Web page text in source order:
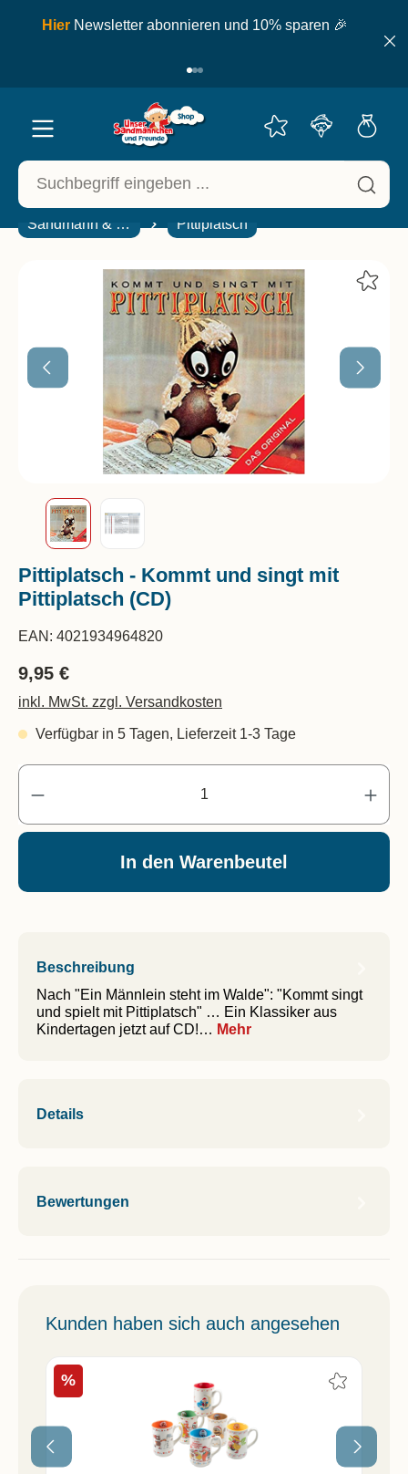
springen
Hier Newsletter abonnieren und 10% sparen 🎉
Sandmann & Freunde Pittiplatsch
Pittiplatsch - Kommt und singt mit
Pittiplatsch (CD)
EAN: 4021934964820
9,95 €
inkl. MwSt. zzgl. Versandkosten
Verfügbar in 5 Tagen, Lieferzeit 1-3 Tage
In den Warenbeutel
Beschreibung
Nach "Ein Männlein steht im Walde": "Kommt singt
und spielt mit Pittiplatsch" … Ein Klassiker aus
Kindertagen jetzt auf CD!… Mehr
Details
Bewertungen
Kunden haben sich auch angesehen
%